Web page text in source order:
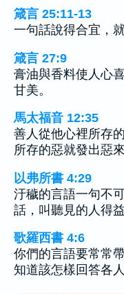
箴言 25:11-13
一句話說得合宜，
箴言 27:9
膏油與香料使人心
甘美。
馬太福音 12:35
善人從他心裡所存
所存的惡就發出惡來
以弗所書 4:29
汙穢的言語一句不
話，叫聽見的人得益
歌羅西書 4:6
你們的言語要常常
知道該怎樣回答各人